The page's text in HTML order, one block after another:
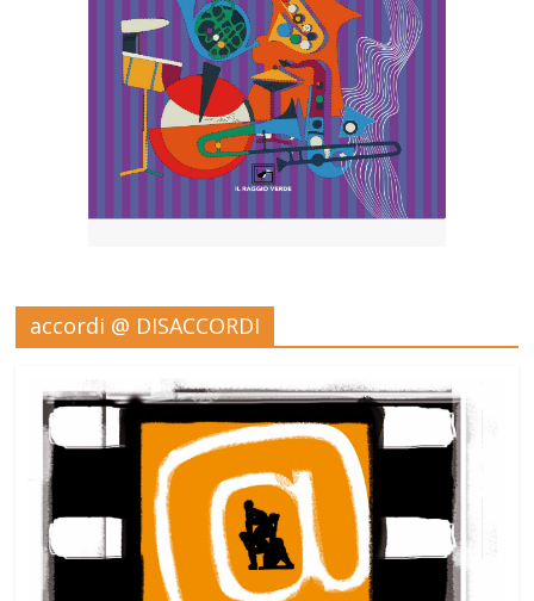
accordi @ DISACCORDI